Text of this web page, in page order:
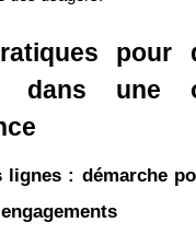
pour
dans une
lignes : démarche